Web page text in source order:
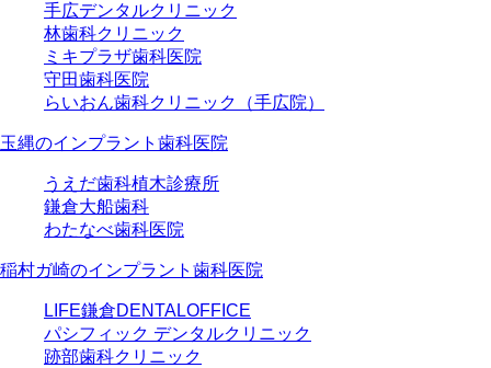
手広デンタルクリニック
林歯科クリニック
ミキプラザ歯科医院
守田歯科医院
らいおん歯科クリニック（手広院）
玉縄のインプラント歯科医院
うえだ歯科植木診療所
鎌倉大船歯科
わたなべ歯科医院
稲村ガ崎のインプラント歯科医院
LIFE鎌倉DENTALOFFICE
パシフィック デンタルクリニック
跡部歯科クリニック